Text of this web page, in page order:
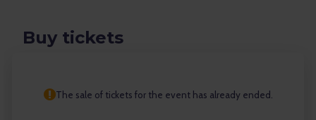
Buy tickets
The sale of tickets for the event has already ended.